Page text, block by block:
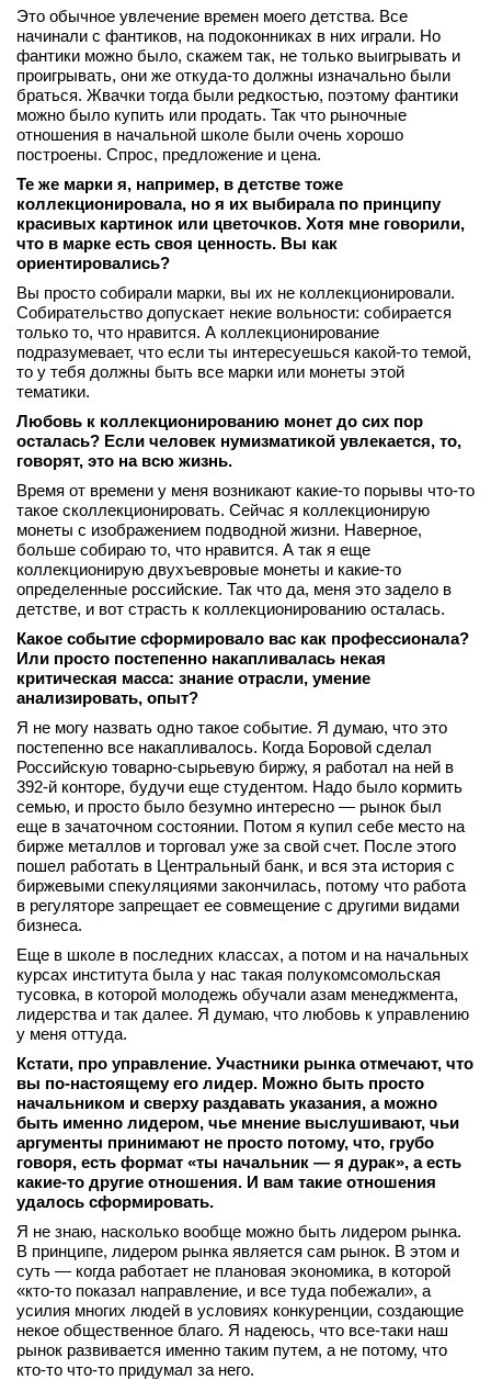
Это обычное увлечение времен моего детства. Все
начинали с фантиков, на подоконниках в них играли. Но
фантики можно было, скажем так, не только выигрывать и
проигрывать, они же откуда‑то должны изначально были
браться. Жвачки тогда были редкостью, поэтому фантики
можно было купить или продать. Так что рыночные
отношения в начальной школе были очень хорошо
построены. Спрос, предложение и цена.
Те же марки я, например, в детстве тоже
коллекционировала, но я их выбирала по принципу
красивых картинок или цветочков. Хотя мне говорили,
что в марке есть своя ценность. Вы как
ориентировались?
Вы просто собирали марки, вы их не коллекционировали.
Собирательство допускает некие вольности: собирается
только то, что нравится. А коллекционирование
подразумевает, что если ты интересуешься какой‑то темой,
то у тебя должны быть все марки или монеты этой
тематики.
Любовь к коллекционированию монет до сих пор
осталась? Если человек нумизматикой увлекается, то,
говорят, это на всю жизнь.
Время от времени у меня возникают какие‑то порывы что‑то
такое сколлекционировать. Сейчас я коллекционирую
монеты с изображением подводной жизни. Наверное,
больше собираю то, что нравится. А так я еще
коллекционирую двухъевровые монеты и какие‑то
определенные российские. Так что да, меня это задело в
детстве, и вот страсть к коллекционированию осталась.
Какое событие сформировало вас как профессионала?
Или просто постепенно накапливалась некая
критическая масса: знание отрасли, умение
анализировать, опыт?
Я не могу назвать одно такое событие. Я думаю, что это
постепенно все накапливалось. Когда Боровой сделал
Российскую товарно-сырьевую биржу, я работал на ней в
392‑й конторе, будучи еще студентом. Надо было кормить
семью, и просто было безумно интересно — рынок был
еще в зачаточном состоянии. Потом я купил себе место на
бирже металлов и торговал уже за свой счет. После этого
пошел работать в Центральный банк, и вся эта история с
биржевыми спекуляциями закончилась, потому что работа
в регуляторе запрещает ее совмещение с другими видами
бизнеса.
Еще в школе в последних классах, а потом и на начальных
курсах института была у нас такая полукомсомольская
тусовка, в которой молодежь обучали азам менеджмента,
лидерства и так далее. Я думаю, что любовь к управлению
у меня оттуда.
Кстати, про управление. Участники рынка отмечают, что
вы по‑настоящемуего лидер. Можно быть просто
начальником и сверху раздавать указания, а можно
быть именно лидером, чье мнение выслушивают, чьи
аргументы принимают не просто потому, что, грубо
говоря, есть формат «ты начальник — я дурак», а есть
какие‑то другие отношения. И вам такие отношения
удалось сформировать.
Я не знаю, насколько вообще можно быть лидером рынка.
В принципе, лидером рынка является сам рынок. В этом и
суть — когда работает не плановая экономика, в которой
«кто‑то показал направление, и все туда побежали», а
усилия многих людей в условиях конкуренции, создающие
некое общественное благо. Я надеюсь, что все‑таки наш
рынок развивается именно таким путем, а не потому, что
кто‑то что‑то придумал за него.